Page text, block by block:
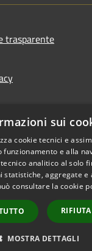
trasparente
Copyright
sui
cookie tecnici e
funzionamento e alla
analitico al solo
statistiche, aggregate e
consultare la cookie
MOSTRA DETTAGLI